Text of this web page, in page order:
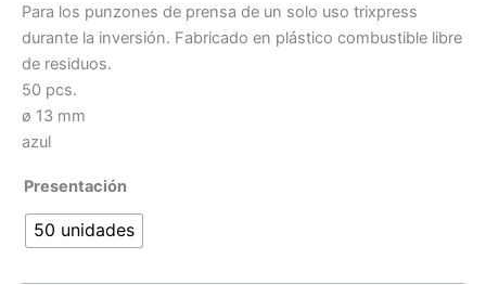
Para los punzones de prensa de un solo uso trixpress
durante la inversión. Fabricado en plástico combustible libre
de residuos.
50 pcs.
ø 13 mm
azul
Presentación
50 unidades